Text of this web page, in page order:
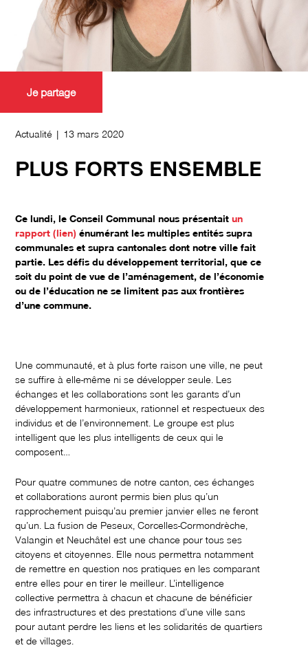
Actualité | 13 mars 2020
PLUS FORTS ENSEMBLE
Ce lundi, le Conseil Communal nous présentaitun
rapport (lien) énumérant les multiples entités supra
communales et supra cantonales dont notre ville fait
partie. Les défis du développement territorial, que ce
soit du point de vue de l’aménagement, de l’économie
ou de l’éducation ne se limitent pas aux frontières
d’une commune.
Une communauté, et à plus forte raison une ville, ne peut
se suffire à elle-même ni se développer seule. Les
échanges et les collaborations sont les garants d’un
développement harmonieux, rationnel et respectueux des
individus et de l’environnement. Le groupe est plus
intelligent que les plus intelligents de ceux qui le
composent…
Pour quatre communes de notre canton, ces échanges
et collaborations auront permis bien plus qu’un
rapprochement puisqu’au premier janvier elles ne feront
qu’un. La fusion de Peseux, Corcelles-Cormondrèche,
Valangin et Neuchâtel est une chance pour tous ses
citoyens et citoyennes. Elle nous permettra notamment
de remettre en question nos pratiques en les comparant
entre elles pour en tirer le meilleur. L’intelligence
collective permettra à chacun et chacune de bénéficier
des infrastructures et des prestations d’une ville sans
pour autant perdre les liens et les solidarités de quartiers
et de villages.
Je partage